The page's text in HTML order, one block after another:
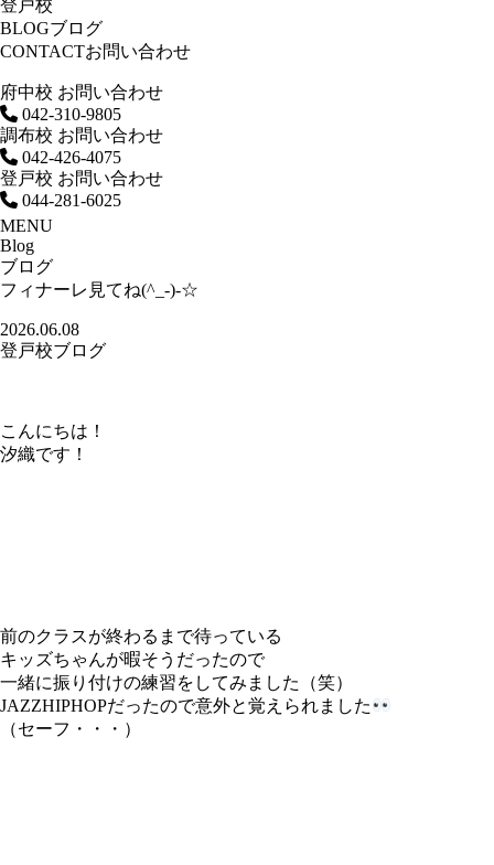
登戸校
BLOGブログ
CONTACTお問い合わせ
府中校 お問い合わせ
042-310-9805
調布校 お問い合わせ
042-426-4075
登戸校 お問い合わせ
044-281-6025
MENU
Blog
ブログ
フィナーレ見てね(^_-)-☆
2026.06.08
登戸校ブログ
こんにちは！
汐織です！
前のクラスが終わるまで待っている
キッズちゃんが暇そうだったので
一緒に振り付けの練習をしてみました（笑）
JAZZHIPHOPだったので意外と覚えられました
（セーフ・・・）